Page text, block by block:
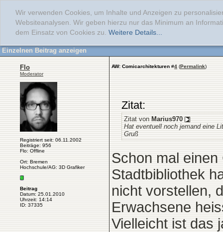
Wir verwenden Cookies, um Inhalte und Anzeigen zu
Websiteanalysen. Wir geben hierzu nur das Minimum an
dem Einsatz von Cookies zu. Weitere Details...
Einzelnen Beitrag anzeigen
Flo
Moderator
Registriert seit: 06.11.2002
Beiträge: 956
Flo: Offline
Ort: Bremen
Hochschule/AG: 3D Grafiker
Beitrag
Datum: 25.01.2010
Uhrzeit: 14:14
ID: 37335
AW: Comicarchitekturen #4 (Permalink)
Zitat:
Zitat von Marius970
Hat eventuell noch jemand eine
Gruß
Schon mal
Stadtbibliothek
nicht vorstellen,
Erwachsene
Vielleicht ist das